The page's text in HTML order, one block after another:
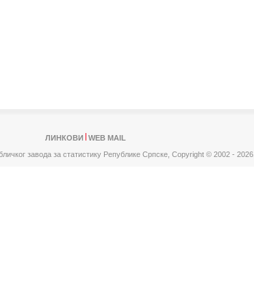
ЛИНКОВИ
WEB MAIL
завода за статистику Републике Српске, Copyright © 2002 - 2026.